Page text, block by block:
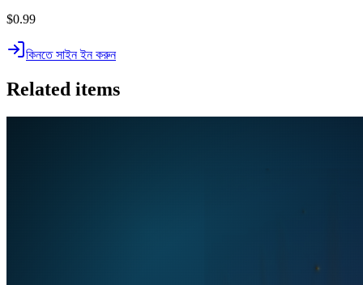
$0.99
কিনতে সাইন ইন করুন
Related items